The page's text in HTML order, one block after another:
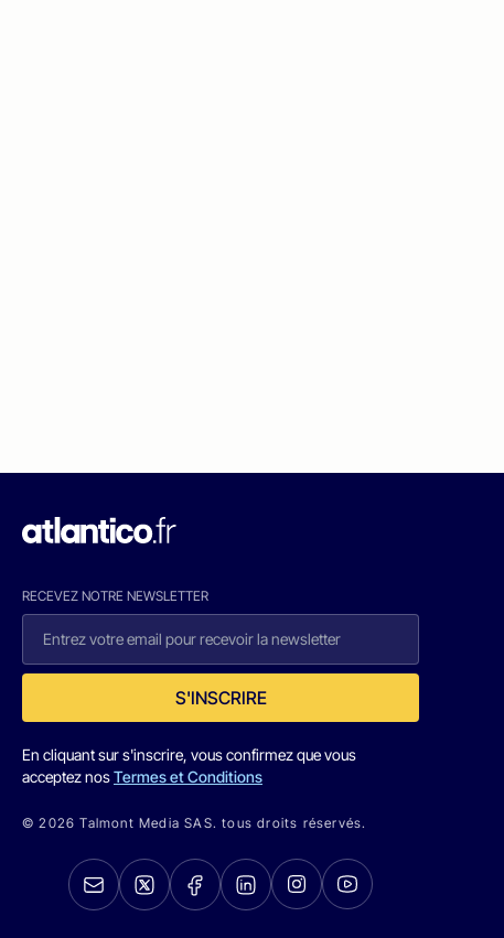
RECEVEZ NOTRE NEWSLETTER
S'INSCRIRE
En cliquant sur s'inscrire, vous confirmez que vous
acceptez nosTermes et Conditions
© 2026 Talmont Media SAS. tous droits réservés.